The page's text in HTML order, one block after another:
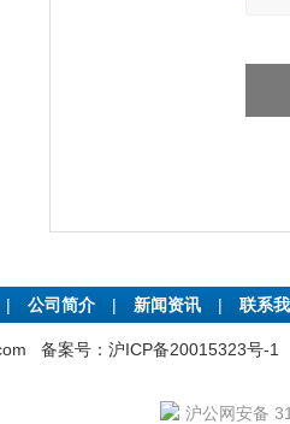
| 公司简介 | 新闻资讯 | 联系
备案号：沪ICP备20015323号-1
沪公网安备